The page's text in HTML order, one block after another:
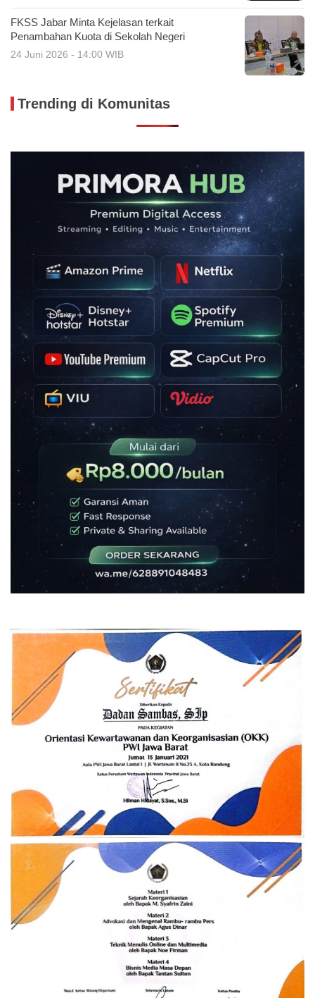
FKSS Jabar Minta Kejelasan terkait
Penambahan Kuota di Sekolah Negeri
24 Juni 2026 - 14:00 WIB
Trending di Komunitas